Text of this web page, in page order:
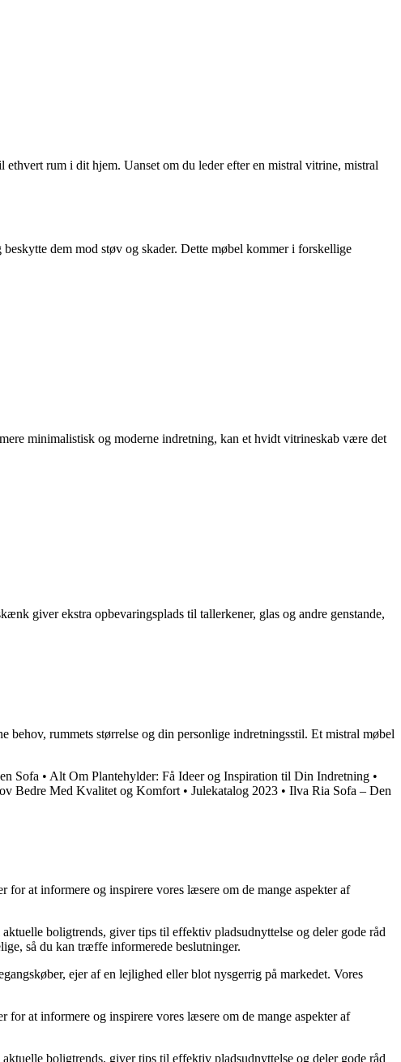
rum i dit hjem. Uanset om du leder efter en mistral vitrine, mistral
dem mod støv og skader. Dette møbel kommer i forskellige
minimalistisk og moderne indretning, kan et hvidt vitrineskab være det
giver ekstra opbevaringsplads til tallerkener, glas og andre genstande,
rummets størrelse og din personlige indretningsstil. Et mistral møbel
Sofa • Alt Om Plantehylder: Få Ideer og Inspiration til Din Indretning •
Bedre Med Kvalitet og Komfort • Julekatalog 2023 • Ilva Ria Sofa – Den
at informere og inspirere vores læsere om de mange aspekter af
boligtrends, giver tips til effektiv pladsudnyttelse og deler gode råd
så du kan træffe informerede beslutninger.
ejer af en lejlighed eller blot nysgerrig på markedet. Vores
at informere og inspirere vores læsere om de mange aspekter af
boligtrends, giver tips til effektiv pladsudnyttelse og deler gode råd